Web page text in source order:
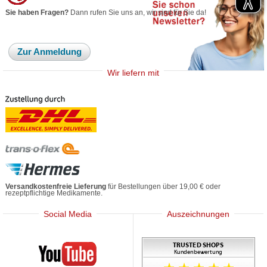
Sie haben Fragen? Dann rufen Sie uns an, wir sind für Sie da!
Zur Anmeldung
Wir liefern mit
Versandkostenfreie Lieferung für Bestellungen über 19,00 € oder
rezeptpflichtige Medikamente.
Social Media
Mediherz
Auszeichnungen